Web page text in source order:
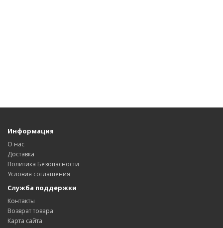
Информация
О нас
Доставка
Политика Безопасности
Условия соглашения
Служба поддержки
Контакты
Возврат товара
Карта сайта